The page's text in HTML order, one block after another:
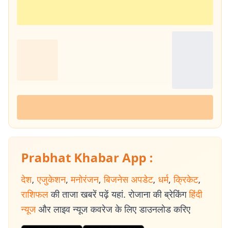
Prabhat Khabar App :
देश, एजुकेशन, मनोरंजन, बिजनेस अपडेट, धर्म, क्रिकेट,
राशिफल की ताजा खबरें पढ़ें यहां. रोजाना की ब्रेकिंग हिंदी
न्यूज और लाइव न्यूज कवरेज के लिए डाउनलोड करिए